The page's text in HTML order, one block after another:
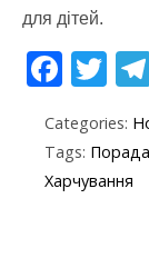
для дітей.
F
e
b
T
itt
er
Categories:
Tags: Порада
Харчування